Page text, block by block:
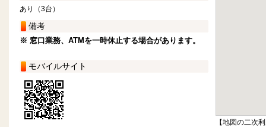
あり（3台）
備考
※ 窓口業務、ATMを一時休止する場合があります。
モバイルサイト
【地図の二次